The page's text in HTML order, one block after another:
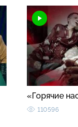
«Горячие
110596